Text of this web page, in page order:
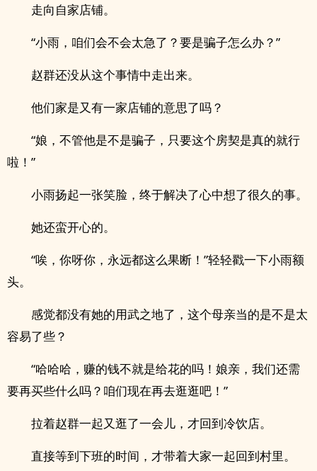
走向自家店铺。
“小雨，咱们会不会太急了？要是骗子怎么办？”
赵群还没从这个事情中走出来。
他们家是又有一家店铺的意思了吗？
“娘，不管他是不是骗子，只要这个房契是真的就行
啦！”
小雨扬起一张笑脸，终于解决了心中想了很久的事。
她还蛮开心的。
“唉，你呀你，永远都这么果断！”轻轻戳一下小雨额
头。
感觉都没有她的用武之地了，这个母亲当的是不是太
容易了些？
“哈哈哈，赚的钱不就是给花的吗！娘亲，我们还需
要再买些什么吗？咱们现在再去逛逛吧！”
拉着赵群一起又逛了一会儿，才回到冷饮店。
直接等到下班的时间，才带着大家一起回到村里。